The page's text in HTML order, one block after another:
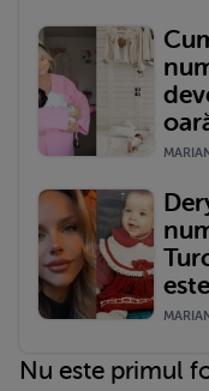
Nu este primul